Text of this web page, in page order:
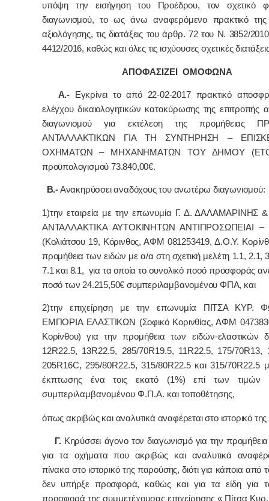
υπόψη την εισήγηση του Προέδρου, τον σχετικό
διαγωνισμού, το ως άνω αναφερόμενο πρακτικό της
αξιολόγησης, τις διατάξεις του άρθρ. 72 του Ν. 3852/
4412/2016, καθώς και όλες τις ισχύουσες σχετικές
ΑΠΟΦΑΣΙΖΕΙ ΟΜΟΦΩΝΑ
Α.-Εγκρίνει το από 22-02-2017 πρακτικό
ελέγχου δικαιολογητικών κατακύρωσηςτης επιτροπής
διαγωνισμού για εκτέλεση της προμήθειας
ΑΝΤΑΛΛΑΚΤΙΚΩΝ ΓΙΑ ΤΗ ΣΥΝΤΗΡΗΣΗ –
ΟΧΗΜΑΤΩΝ – ΜΗΧΑΝΗΜΑΤΩΝ ΤΟΥ ΔΗΜΟΥ
προϋπολογισμού 73.840,00€.
Β.-Ανακηρύσσει αναδόχους του ανωτέρω διαγωνισμού:
1)την εταιρεία με την επωνυμία Γ. Δ. ΔΑΛΑΜΑΡΙΝΗΣ &
ΑΝΤΑΛΛΑΚΤΙΚΑ ΑΥΤΟΚΙΝΗΤΩΝ ΑΝΤΙΠΡΟΣΩΠΕΙΑΙ –
(Κολιάτσου 19, Κόρινθος, ΑΦΜ 081253419, Δ.Ο.Υ.
προμήθεια των ειδών με α/α στη σχετική μελέτη 1.1, 2.1,
7.1 και 8.1, για τα οποία το συνολικό ποσό προσφοράς
ποσό των 24.215,50€ συμπεριλαμβανομένου ΦΠΑ, και
2)την επιχείρηση με την επωνυμία
ΠΙΤΣΑ ΚΥΡ.
ΕΜΠΟΡΙΑ ΕΛΑΣΤΙΚΩΝ (Σοφικό Κορινθίας, ΑΦΜ
Κορίνθου) για την προμήθεια των ειδών-ελαστικών
12R22.5, 13R22.5, 285/70R19.5, 11R22.5, 175/70R13,
205R16C, 295/80R22.5, 315/80R22.5 και 315/70R22.5
έκπτωσης ένα τοις εκατό (1%) επί των τιμών
συμπεριλαμβανομένου Φ.Π.Α. και τοποθέτησης,
όπως ακριβώς και αναλυτικά αναφέρεται στο ιστορικό
Γ. Κηρύσσει άγονο τον διαγωνισμό για την
για τα οχήματα που ακριβώς και αναλυτικά
πίνακα στο ιστορικό της παρούσης, διότι για κάποια από
δεν υπήρξε προσφορά, καθώς και για τα είδη για
προσφορά της συμμετέχουσας επιχείρησης « Πίτσα